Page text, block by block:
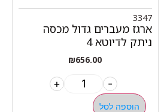
3347
ארגז מעברים גדול מכסה
ניתק לדיוטא 4
₪656.00
-
+
הוספה לסל